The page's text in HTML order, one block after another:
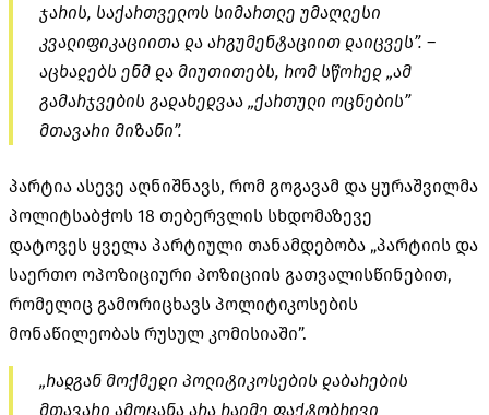
ჯარის, საქართველოს სიმართლე უმაღლესი
კვალიფიკაციითა და არგუმენტაციით დაიცვეს”. –
აცხადებს ენმ და მიუთითებს, რომ სწორედ „ამ
გამარჯვების გადახედვაა „ქართული ოცნების”
მთავარი მიზანი”.
პარტია ასევე აღნიშნავს, რომ გოგავამ და ყურაშვილმა
პოლიტსაბჭოს 18 თებერვლის სხდომაზევე
დატოვეს ყველა პარტიული თანამდებობა „პარტიის და
საერთო ოპოზიციური პოზიციის გათვალისწინებით,
რომელიც გამორიცხავს პოლიტიკოსების
მონაწილეობას რუსულ კომისიაში”.
„რადგან მოქმედი პოლიტიკოსების დაბარების
მთავარი ამოცანა არა რაიმე ფაქტობრივი